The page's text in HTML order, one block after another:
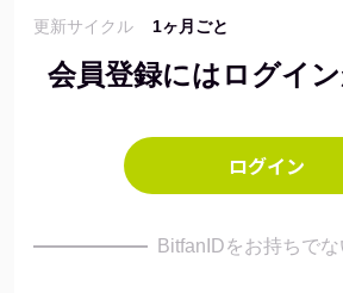
更新サイクル
1ヶ月ごと
会員登録にはログイ
ログイン
BitfanIDをお持ちで